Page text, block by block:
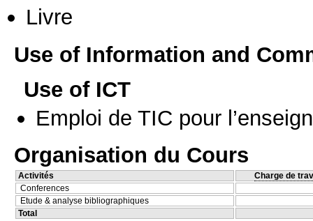
Livre
Use of Information and
Use of ICT
Emploi de TIC pour
Organisation du Cours
Activités
Charge de
Conferences
Etude & analyse bibliographiques
Total